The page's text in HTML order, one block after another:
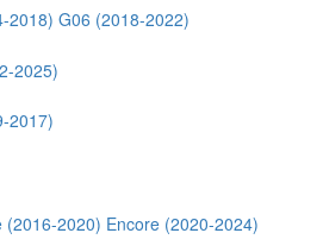
2018) G06 (2018-2022)
2025)
2017)
(2016-2020) Encore (2020-2024)